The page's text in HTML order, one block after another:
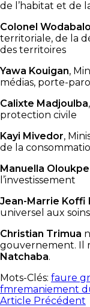
de l’habitat et de
Colonel
territoriale, de la
des territoires
Yawa Kouigan,
médias, porte-
Calixte Madjoulba
protection civile
Kayi Mivedor,
de la
Manuella
l’investissement
Jean-Marrie Koffi
universel aux soins
Christian Trimua
gouvernement. Il
Natchaba.
Mots-Clés: faure
fmremaniement
Article Précédent